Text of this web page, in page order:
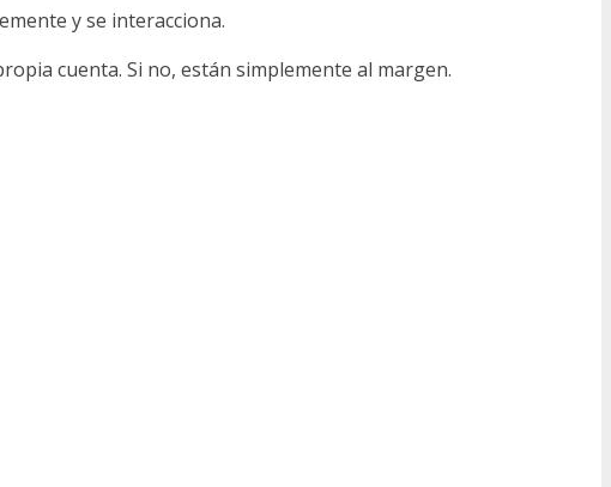
y se interacciona.
cuenta. Si no, están simplemente al margen.